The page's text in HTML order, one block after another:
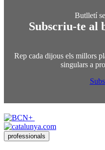
Subscriu-te al
Rep cada dijous els millors
singulars a
professionals